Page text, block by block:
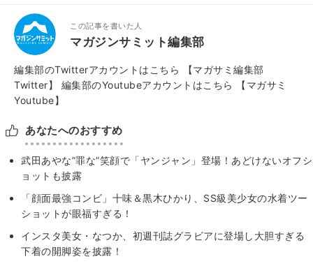
この記事を書いた人
マガジンサミット編集部
編集部のTwitterアカウントはこちら
【マガサミ編集部
Twitter】
編集部のYoutubeアカウントはこちら
【マガサミ
Youtube】
あなたへのおすすめ
武田あやな”罪な”笑顔で「ヤンジャン」登場！あどけないオフシ
ョットも披露
「顔面最強コンビ」十味＆黒木ひかり、SS級美少女の水着ツー
ショットが眼福すぎる！
インスタ美女・なつか、初週刊誌グラビアに登場し大胆すぎる
下着の開脚姿を披露！